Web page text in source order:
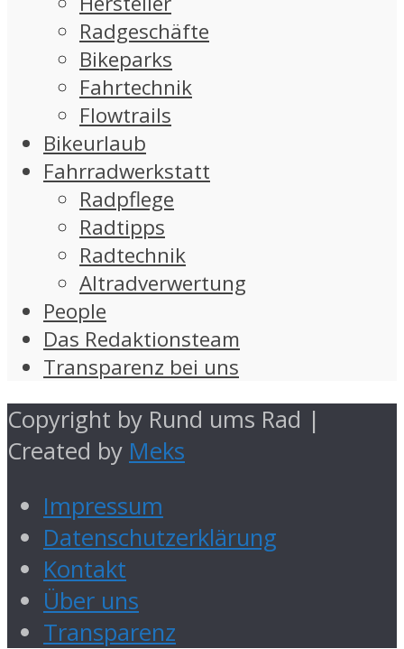
Radgeschäfte
Bikeparks
Fahrtechnik
Flowtrails
Bikeurlaub
Fahrradwerkstatt
Radpflege
Radtipps
Radtechnik
Altradverwertung
People
Das Redaktionsteam
Transparenz bei uns
Copyright by Rund ums Rad |
Created by Meks
Impressum
Datenschutzerklärung
Kontakt
Über uns
Transparenz